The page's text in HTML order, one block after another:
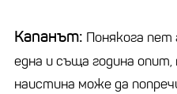
Капанът: Понякога пет
една и съща година
наистина може да